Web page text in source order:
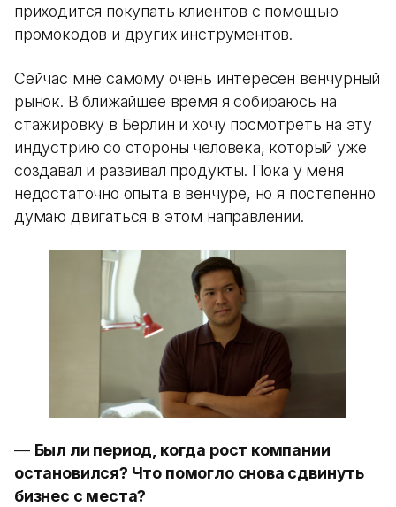
приходится покупать клиентов с помощью
промокодов и других инструментов.
Сейчас мне самому очень интересен венчурный
рынок. В ближайшее время я собираюсь на
стажировку в Берлин и хочу посмотреть на эту
индустрию со стороны человека, который уже
создавал и развивал продукты. Пока у меня
недостаточно опыта в венчуре, но я постепенно
думаю двигаться в этом направлении.
— Был ли период, когда рост компании
остановился? Что помогло снова сдвинуть
бизнес с места?